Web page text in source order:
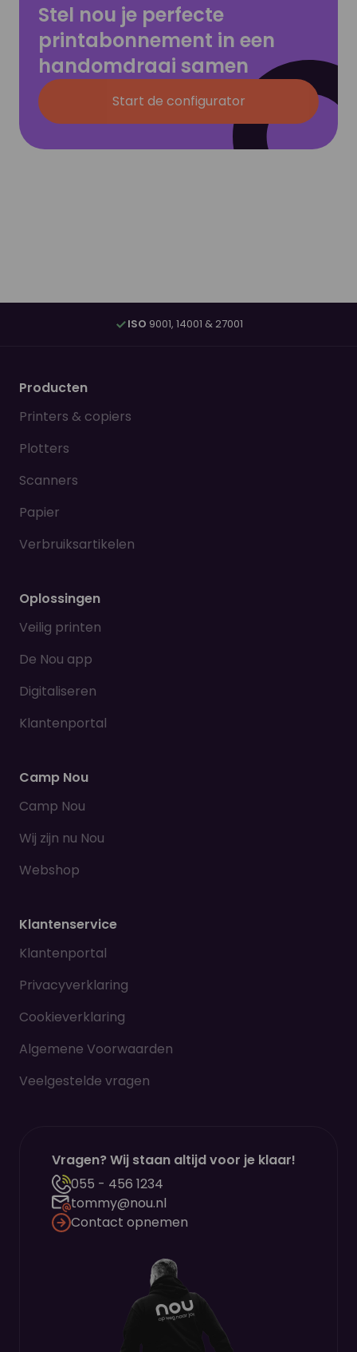
Stel nou je perfecte
printabonnement in een
handomdraai samen
Start de configurator
ISO 9001, 14001 & 27001
Producten
Printers & copiers
Plotters
Scanners
Papier
Verbruiksartikelen
Oplossingen
Veilig printen
De Nou app
Digitaliseren
Klantenportal
Camp Nou
Camp Nou
Wij zijn nu Nou
Webshop
Klantenservice
Klantenportal
Privacyverklaring
Cookieverklaring
Algemene Voorwaarden
Veelgestelde vragen
Vragen? Wij staan altijd voor je klaar!
055 - 456 1234
tommy@nou.nl
Contact opnemen